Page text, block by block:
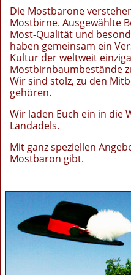
Die Mostbarone
Mostbirne. Ausgewählte
Most-Qualität und
haben gemeinsam ein
Kultur der weltweit
Mostbirnbaumbestände
Wir sind stolz, zu den
gehören.
Wir laden Euch ein in die
Landadels.
Mit ganz speziellen
Mostbaron gibt.